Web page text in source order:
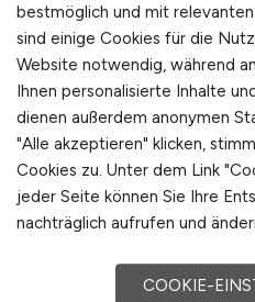
Für Arbeitgeber
Stellenanzeigen schalten
Mediadaten &
Arbeitgeber Seite
Arbeitgeber Kontakt
bestmöglich und mit
sind einige Cookies für die
Website notwendig, während
Ihnen personalisierte Inhalte
dienen außerdem anonymen
"Alle akzeptieren" klicken,
Cookies zu. Unter dem Link
jeder Seite können Sie Ihre
nachträglich aufrufen und
COOKIE-